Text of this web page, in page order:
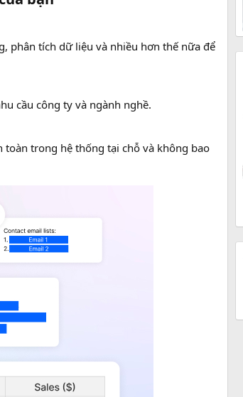
phân tích dữ liệu và nhiều hơn thế nữa để
cầu công ty và ngành nghề.
trong hệ thống tại chỗ và không bao